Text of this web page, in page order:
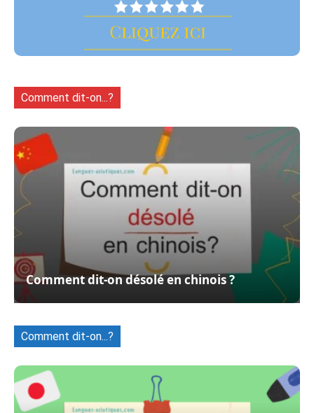
Comment dit-on...?
Comment dit-on désolé en chinois ?
Comment dit-on...?